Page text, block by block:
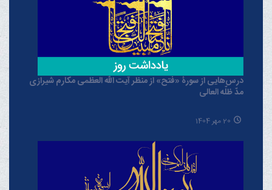
درس‌هایی از سورۀ «فتح» از منظر آیت الله العظمی مکارم شیرازی
مدّ ظلّه العالی
20 مهر 1404